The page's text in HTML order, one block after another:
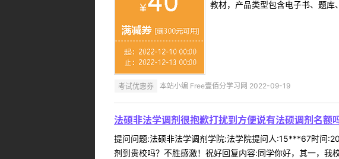
教材，产品类型包含电子书、题
考试优惠券 本站小编 Free壹佰分学习网 2022-09-19
法硕非法学调剂很抱歉打扰到方便说有法硕调剂名额
提问问题:法硕非法学调剂学院:法学院提问人:15***67时间
剂到贵校吗？不胜感激！祝好回复内容:同学你好，其一，